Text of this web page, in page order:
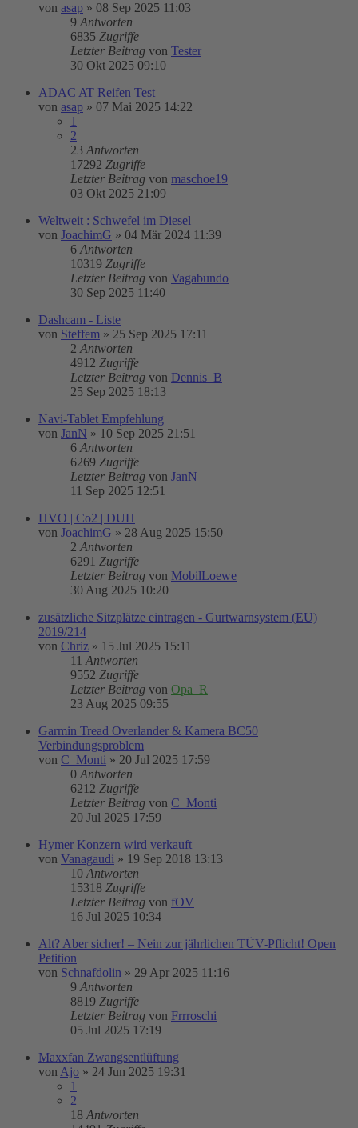
von asap » 08 Sep 2025 11:03
9 Antworten
6835 Zugriffe
Letzter Beitrag von Tester
30 Okt 2025 09:10
ADAC AT Reifen Test
von asap » 07 Mai 2025 14:22
1
2
23 Antworten
17292 Zugriffe
Letzter Beitrag von maschoe19
03 Okt 2025 21:09
Weltweit : Schwefel im Diesel
von JoachimG » 04 Mär 2024 11:39
6 Antworten
10319 Zugriffe
Letzter Beitrag von Vagabundo
30 Sep 2025 11:40
Dashcam - Liste
von Steffem » 25 Sep 2025 17:11
2 Antworten
4912 Zugriffe
Letzter Beitrag von Dennis_B
25 Sep 2025 18:13
Navi-Tablet Empfehlung
von JanN » 10 Sep 2025 21:51
6 Antworten
6269 Zugriffe
Letzter Beitrag von JanN
11 Sep 2025 12:51
HVO | Co2 | DUH
von JoachimG » 28 Aug 2025 15:50
2 Antworten
6291 Zugriffe
Letzter Beitrag von MobilLoewe
30 Aug 2025 10:20
zusätzliche Sitzplätze eintragen - Gurtwarnsystem (EU)
2019/214
von Chriz » 15 Jul 2025 15:11
11 Antworten
9552 Zugriffe
Letzter Beitrag von Opa_R
23 Aug 2025 09:55
Garmin Tread Overlander & Kamera BC50
Verbindungsproblem
von C_Monti » 20 Jul 2025 17:59
0 Antworten
6212 Zugriffe
Letzter Beitrag von C_Monti
20 Jul 2025 17:59
Hymer Konzern wird verkauft
von Vanagaudi » 19 Sep 2018 13:13
10 Antworten
15318 Zugriffe
Letzter Beitrag von fOV
16 Jul 2025 10:34
Alt? Aber sicher! – Nein zur jährlichen TÜV-Pflicht! Open
Petition
von Schnafdolin » 29 Apr 2025 11:16
9 Antworten
8819 Zugriffe
Letzter Beitrag von Frrroschi
05 Jul 2025 17:19
Maxxfan Zwangsentlüftung
von Ajo » 24 Jun 2025 19:31
1
2
18 Antworten